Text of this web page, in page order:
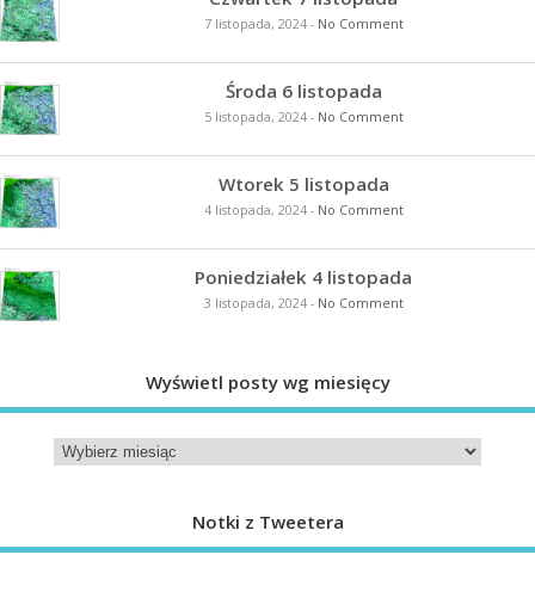
7 listopada, 2024- No Comment
Środa 6 listopada
5 listopada, 2024- No Comment
Wtorek 5 listopada
4 listopada, 2024- No Comment
Poniedziałek 4 listopada
3 listopada, 2024- No Comment
Wyświetl posty wg miesięcy
Notki z Tweetera